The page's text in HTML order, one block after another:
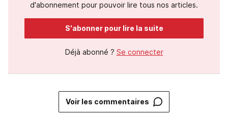
d'abonnement pour pouvoir lire tous nos articles.
S'abonner pour lire la suite
Déjà abonné ? Se connecter
Voir les commentaires